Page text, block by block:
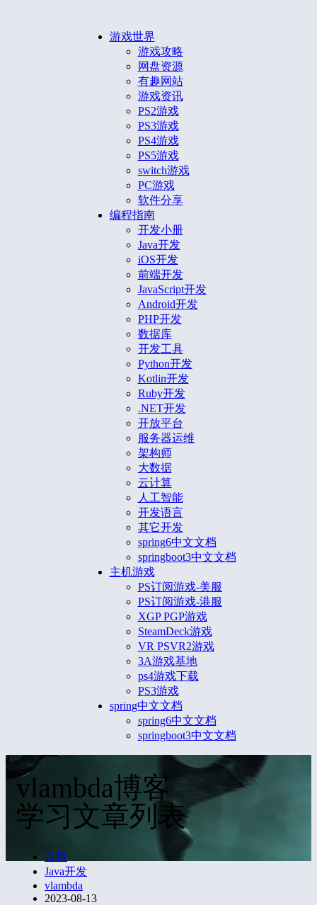
游戏世界
游戏攻略
网盘资源
有趣网站
游戏资讯
PS2游戏
PS3游戏
PS4游戏
PS5游戏
switch游戏
PC游戏
软件分享
编程指南
开发小册
Java开发
iOS开发
前端开发
JavaScript开发
Android开发
PHP开发
数据库
开发工具
Python开发
Kotlin开发
Ruby开发
.NET开发
开放平台
服务器运维
架构师
大数据
云计算
人工智能
开发语言
其它开发
spring6中文文档
springboot3中文文档
主机游戏
PS订阅游戏-美服
PS订阅游戏-港服
XGP PGP游戏
SteamDeck游戏
VR PSVR2游戏
3A游戏基地
ps4游戏下载
PS3游戏
spring中文文档
spring6中文文档
springboot3中文文档
vlambda博客
学习文章列表
首页
Java开发
vlambda
2023-08-13